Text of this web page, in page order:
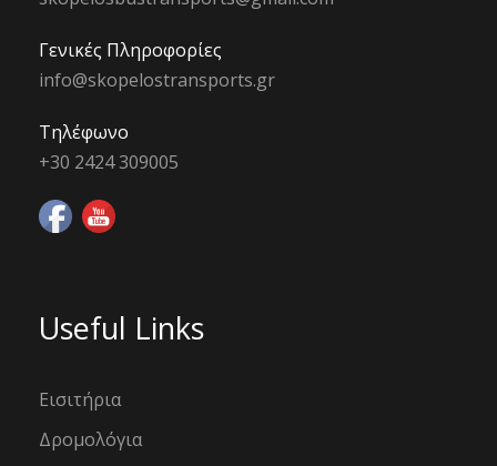
Γενικές Πληροφορίες
info@skopelostransports.gr
Τηλέφωνο
+30 2424 309005
Useful Links
Εισιτήρια
Δρομολόγια